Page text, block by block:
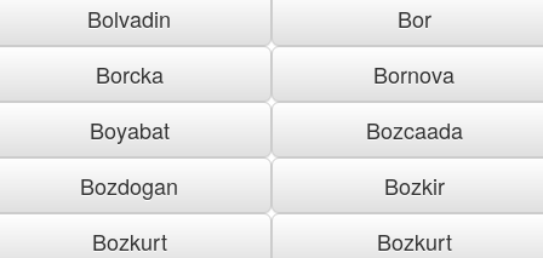
Bolvadin
Bor
Borcka
Bornova
Boyabat
Bozcaada
Bozdogan
Bozkir
Bozkurt
Bozkurt